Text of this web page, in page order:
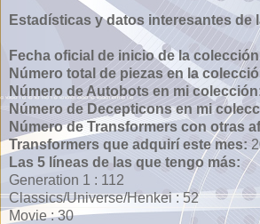
Estadísticas y datos interesantes de
Fecha oficial de inicio de la
Número total de piezas en la
Número de Autobots en mi
Número de Decepticons en mi
Número de Transformers con otras
Transformers que adquirí este mes:
Las 5 líneas de las que tengo más:
Generation 1 : 112
Classics/Universe/Henkei : 52
Movie : 30